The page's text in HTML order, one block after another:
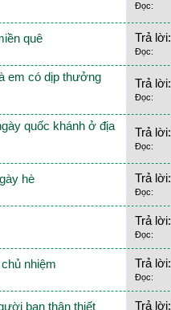
Đọc:
quê Trả lời:
Đọc:
em có dịp thưởng
Trả lời:
Đọc:
quốc khánh ở địa
Trả lời:
Đọc:
hè Trả lời:
Đọc:
Trả lời:
Đọc:
nhiệm Trả lời:
Đọc:
bạn thân thiết Trả lời: